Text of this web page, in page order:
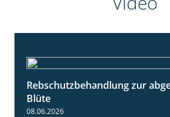
Rebschutzbehandlung zur
Blüte
08.06.2026